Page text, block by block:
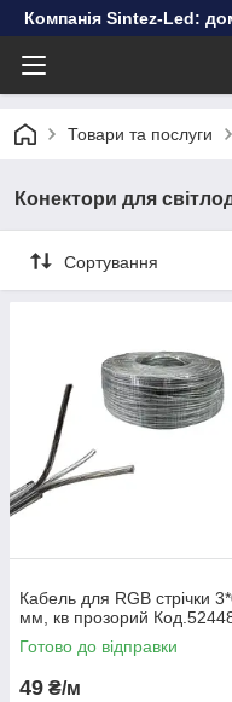
Компанія Sintez-Led:
Товари та послуги
Конектори для
Сортування
Кабель для RGB стрічки
мм, кв прозорий
Готово до відправки
49 ₴/м